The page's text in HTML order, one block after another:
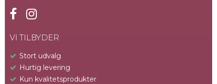
VI TILBYDER
Stort udvalg
Hurtig levering
Kun kvalitetsprodukter